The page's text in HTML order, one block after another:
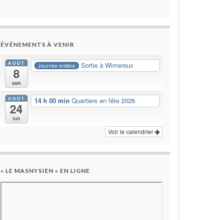
ÉVÉNEMENTS À VENIR
AOÛT
8
sam
Journée entière Sortie à Wimereux
AOÛT
24
lun
14 h 00 min Quartiers en fête 2026
Voir le calendrier
« LE MASNYSIEN » EN LIGNE